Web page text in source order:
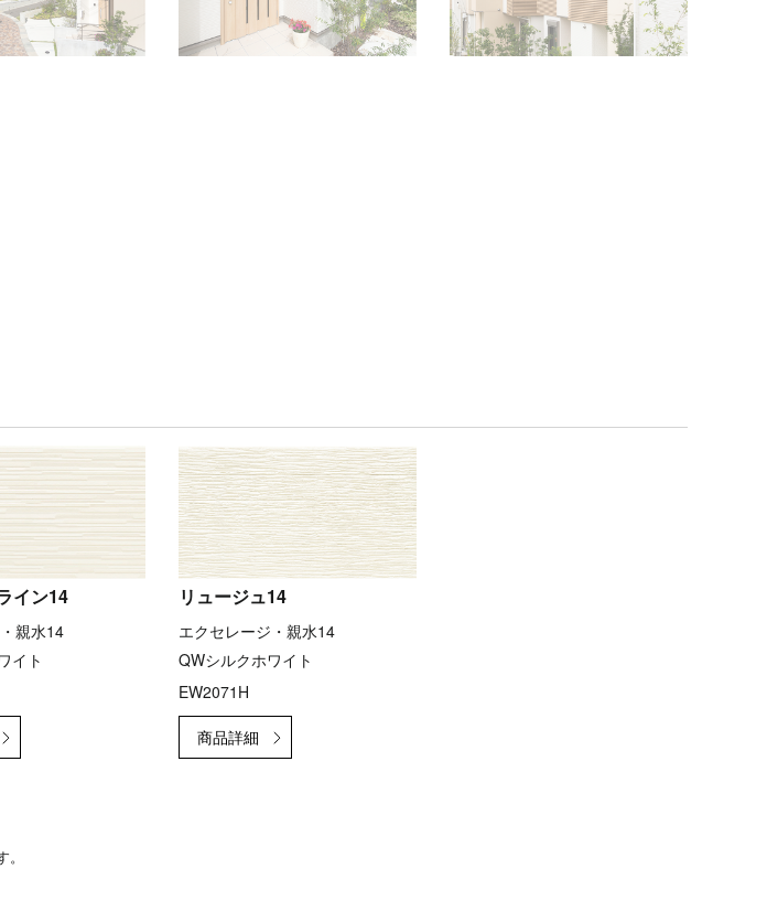
イン14
親水14
イト
リュージュ14
エクセレージ・親水14
QWシルクホワイト
EW2071H